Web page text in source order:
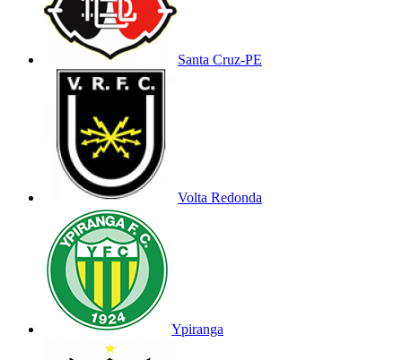
Santa Cruz-PE
Volta Redonda
Ypiranga